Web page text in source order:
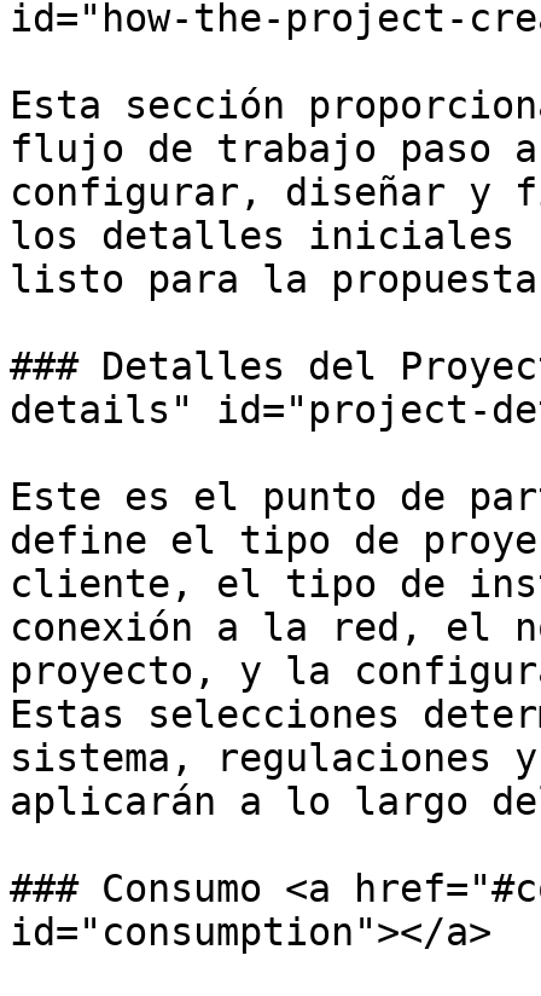
id="how-the-project-
Esta sección
flujo de trabajo paso
configurar, diseñar y
los detalles iniciales
listo para la
### Detalles del
details" id="project-
Este es el punto de
define el tipo de
cliente, el tipo de
conexión a la red, el
proyecto, y la
Estas selecciones
sistema, regulaciones
aplicarán a lo largo
### Consumo <a
id="consumption"></a>